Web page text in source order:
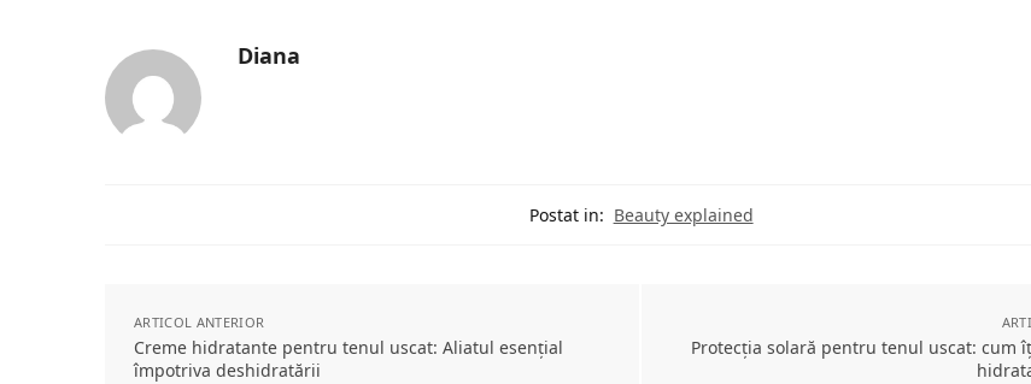
Diana
Postat in: Beauty explained
ARTICOL ANTERIOR
Creme hidratante pentru tenul uscat: Aliatul esențial
împotriva deshidratării
Protecția solară pentru tenul uscat: cum